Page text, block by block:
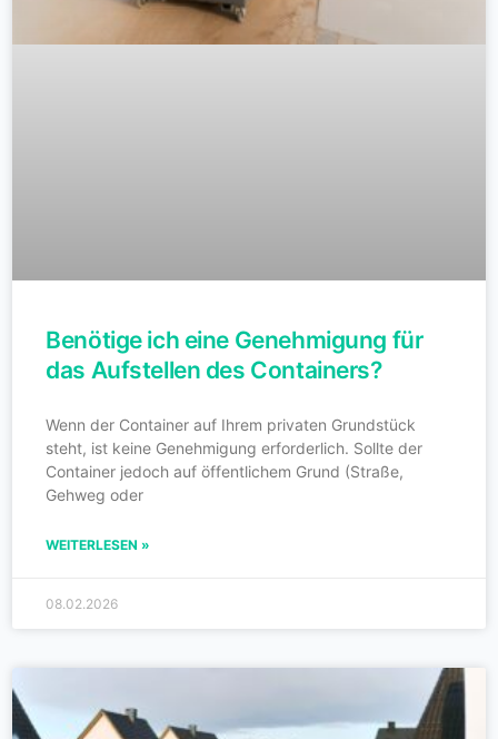
Benötige ich eine Genehmigung für
das Aufstellen des Containers?
Wenn der Container auf Ihrem privaten Grundstück
steht, ist keine Genehmigung erforderlich. Sollte der
Container jedoch auf öffentlichem Grund (Straße,
Gehweg oder
WEITERLESEN »
08.02.2026